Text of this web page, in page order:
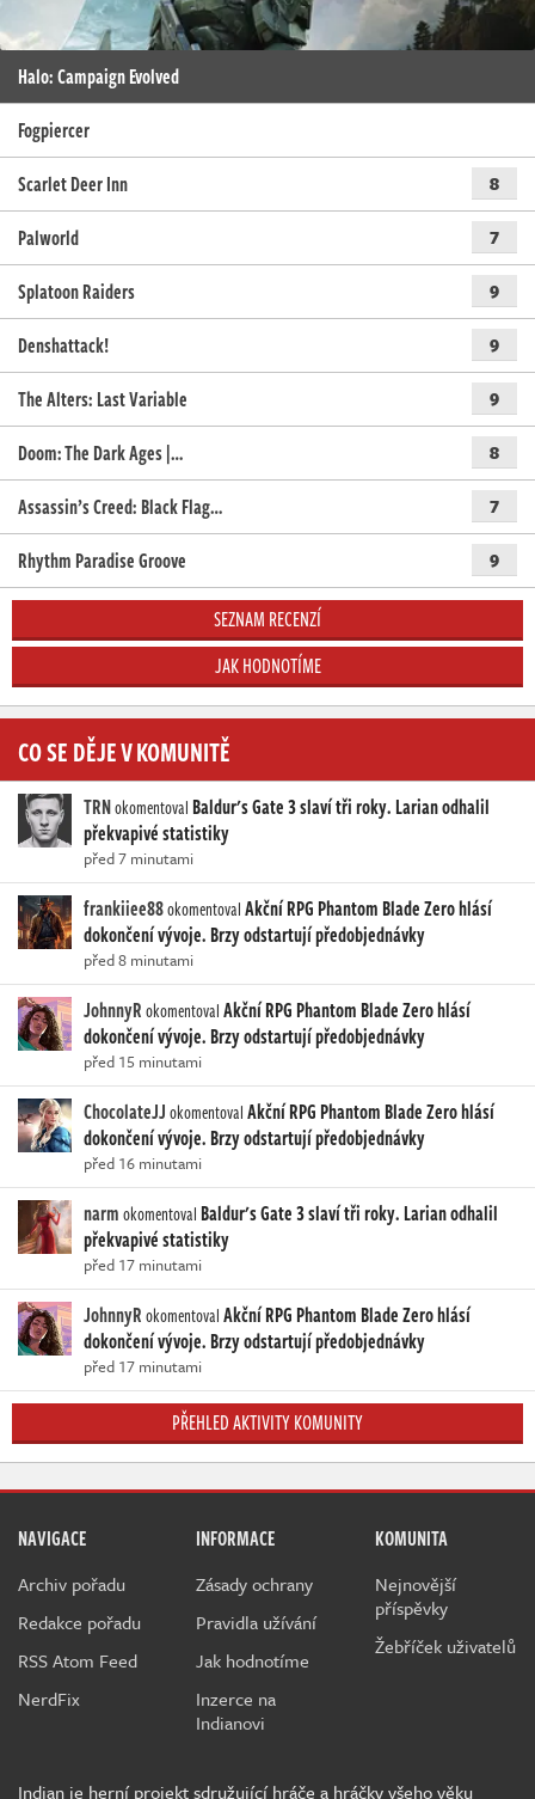
Halo: Campaign Evolved
Fogpiercer
Scarlet Deer Inn
8
Palworld 7
Splatoon Raiders 9
Denshattack! 9
The Alters: Last Variable 9
Doom: The Dark Ages |… 8
Assassin’s Creed: Black Flag… 7
Rhythm Paradise Groove 9
SEZNAM RECENZÍ
JAK HODNOTÍME
CO SE DĚJE V KOMUNITĚ
TRNokomentoval Baldur's Gate 3 slaví tři roky. Larian odhalil
překvapivé statistiky
před 7 minutami
frankiiee88okomentovalAkční RPG Phantom Blade Zero hlásí
dokončení vývoje. Brzy odstartují předobjednávky
před 8 minutami
JohnnyRokomentovalAkční RPG Phantom Blade Zero hlásí
dokončení vývoje. Brzy odstartují předobjednávky
před 15 minutami
ChocolateJJokomentovalAkční RPG Phantom Blade Zero hlásí
dokončení vývoje. Brzy odstartují předobjednávky
před 16 minutami
narmokomentoval Baldur's Gate 3 slaví tři roky. Larian odhalil
překvapivé statistiky
před 17 minutami
JohnnyRokomentovalAkční RPG Phantom Blade Zero hlásí
dokončení vývoje. Brzy odstartují předobjednávky
před 17 minutami
PŘEHLED AKTIVITY KOMUNITY
NAVIGACE
Archiv pořadu
Redakce pořadu
RSS Atom Feed
NerdFix
INFORMACE
Zásady ochrany
Pravidla užívání
Jak hodnotíme
Inzerce na
Indianovi
KOMUNITA
Nejnovější
příspěvky
Žebříček uživatelů
Indian je herní projekt sdružující hráče a hráčky všeho věku